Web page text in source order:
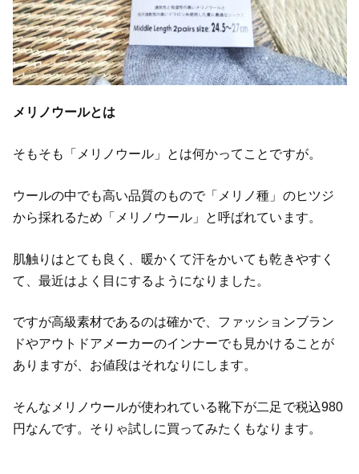
メリノウールとは
そもそも「メリノウール」とは何かってことですが。
ウールの中でも高い品質のもので「メリノ種」のヒツジ
から採れるため「メリノウール」と呼ばれています。
肌触りはとても良く、暖かくて汗をかいても乾きやすく
て、最近はよく目にするようになりました。
ですが高級素材であるのは確かで、ファッションブラン
ドやアウトドアメーカーのインナーでも見かけることが
ありますが、お値段はそれなりにします。
そんなメリノウールが使われている靴下が二足で税込980
円なんです。そりゃ試しに買ってみたくもなります。